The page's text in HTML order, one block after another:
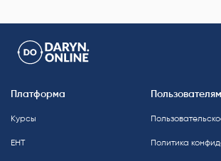
Платформа
Курсы
ЕНТ
Пользователям
Политика